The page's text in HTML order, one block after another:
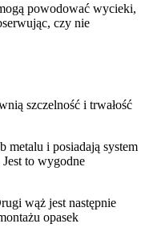
powodować wycieki,
czy nie
szczelność i trwałość
metalu i posiadają system
to wygodne
wąż jest następnie
opasek